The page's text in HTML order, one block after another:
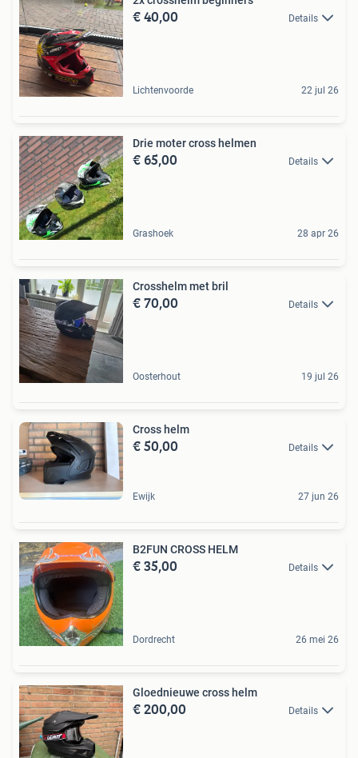
€ 40,00 Details
Lichtenvoorde 22 jul 26
Drie moter cross helmen
€ 65,00 Details
Grashoek 28 apr 26
Crosshelm met bril
€ 70,00 Details
Oosterhout 19 jul 26
Cross helm
€ 50,00 Details
Ewijk 27 jun 26
B2FUN CROSS HELM
€ 35,00 Details
Dordrecht 26 mei 26
Gloednieuwe cross helm
€ 200,00 Details